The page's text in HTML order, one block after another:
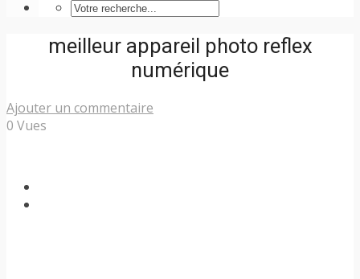
meilleur appareil photo reflex
numérique
Ajouter un commentaire
0 Vues